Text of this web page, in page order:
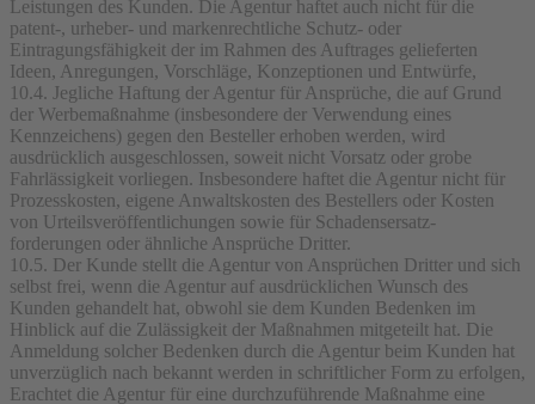
Leistungen des Kunden. Die Agentur haftet auch nicht für die
patent-, urheber- und markenrechtliche Schutz- oder
Eintragungsfähigkeit der im Rahmen des Auftrages gelieferten
Ideen, Anregungen, Vorschläge, Konzeptionen und Entwürfe,
10.4. Jegliche Haftung der Agentur für Ansprüche, die auf Grund
der Werbemaßnahme (insbesondere der Verwendung eines
Kennzeichens) gegen den Besteller erhoben werden, wird
ausdrücklich ausgeschlossen, soweit nicht Vorsatz oder grobe
Fahrlässigkeit vorliegen. Insbesondere haftet die Agentur nicht für
Prozesskosten, eigene Anwaltskosten des Bestellers oder Kosten
von Urteilsveröffentlichungen sowie für Schadensersatz-
forderungen oder ähnliche Ansprüche Dritter.
10.5. Der Kunde stellt die Agentur von Ansprüchen Dritter und sich
selbst frei, wenn die Agentur auf ausdrücklichen Wunsch des
Kunden gehandelt hat, obwohl sie dem Kunden Bedenken im
Hinblick auf die Zulässigkeit der Maßnahmen mitgeteilt hat. Die
Anmeldung solcher Bedenken durch die Agentur beim Kunden hat
unverzüglich nach bekannt werden in schriftlicher Form zu erfolgen,
Erachtet die Agentur für eine durchzuführende Maßnahme eine